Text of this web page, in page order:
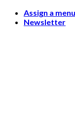
Skip
Assign a
Newsletter